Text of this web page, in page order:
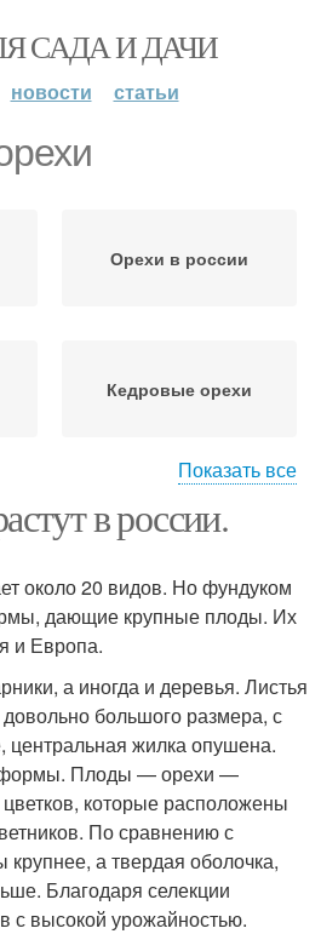
САДА И ДАЧИ
новости статьи
Орехи в россии
Кедровые орехи
Показать все
в россии.
около 20 видов. Но фундуком
дающие крупные плоды. Их
и Европа.
а иногда и деревья. Листья
большого размера, с
центральная жилка опушена.
формы. Плоды — орехи —
которые расположены
По сравнению с
а твердая оболочка,
Благодаря селекции
с высокой урожайностью.